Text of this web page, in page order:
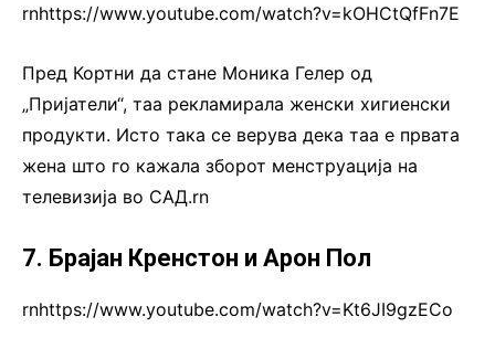
rnhttps://www.youtube.com/watch?v=kOHCtQfFn7E
Пред Кортни да стане Моника Гелер од
„Пријатели“, таа рекламирала женски хигиенски
продукти. Исто така се верува дека таа е првата
жена што го кажала зборот менструација на
телевизија во САД.rn
7. Брајан Кренстон и Арон Пол
rnhttps://www.youtube.com/watch?v=Kt6JI9gzECo